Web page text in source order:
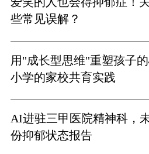
些常见误解？
用"成长型思维"重塑孩子
小学的家校共育实践
AI进驻三甲医院精神科，
份抑郁状态报告